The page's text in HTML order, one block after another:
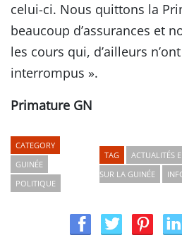
celui-ci. Nous quittons la
beaucoup d’assurances et
les cours qui, d’ailleurs
interrompus ».
Primature GN
CATEGORY
GUINÉE
POLITIQUE
TAG ACTUALITÉS
SUR LA GUINÉE